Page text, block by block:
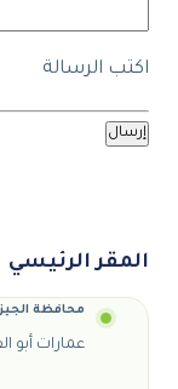
اكتب الرسالة
إرسال
المقر الرئيسي
محافظة
عمارات أبو